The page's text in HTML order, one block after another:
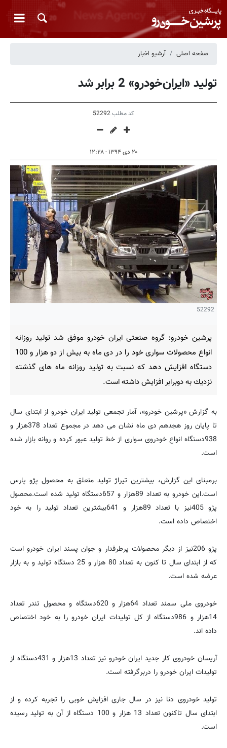
صفحه اصلی آرشیو اخبار
تولید «ایران‌خودرو» 2 برابر شد
کد مطلب52292
۲۰ دی ۱۳۹۴ - ۱۲:۲۸
52292
پرشین خودرو: گروه صنعتی ایران خودرو موفق شد تولید روزانه
انواع محصولات سواری خود را در دی ماه به بیش از دو هزار و 100
دستگاه افزایش دهد كه نسبت به تولید روزانه ماه های گذشته
نزدیك به دوبرابر افزایش داشته است.
به گزارش «پرشین خودرو»، آمار تجمعی تولید ایران خودرو از ابتدای سال
تا پایان روز هجدهم دی ماه نشان می دهد در مجموع تعداد 378هزار و
938دستگاه انواع خودروی سواری از خط تولید عبور كرده و روانه بازار شده
است.
برمبنای این گزارش، بیشترین تیراژ تولید متعلق به محصول پژو پارس
است.این خودرو به تعداد 89هزار و 657دستگاه تولید شده است.محصول
پژو 405نیز با تعداد 89هزار و 641بیشترین تعداد تولید را به خود
اختصاص داده است.
پژو 206نیز از دیگر محصولات پرطرفدار و جوان پسند ایران خودرو است
كه از ابتدای سال تا كنون به تعداد 80 هزار و 25 دستگاه تولید و به بازار
عرضه شده است.
خودروی ملی سمند تعداد 64هزار و 620دستگاه و محصول تندر تعداد
14هزار و 986دستگاه از كل تولیدات ایران خودرو را به خود اختصاص
داده اند.
آریسان خودروی كار جدید ایران خودرو نیز تعداد 13هزار و 431دستگاه از
تولیدات ایران خودرو را دربرگرفته است.
تولید خودروی دنا نیز در سال جاری افزایش خوبی را تجربه كرده و از
ابتدای سال تاكنون تعداد 13 هزار و 100 دستگاه از آن به تولید رسیده
است.